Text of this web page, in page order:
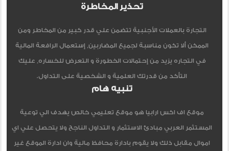
تحذير المخاطرة
التجارة بالعملات الأجنبية تتضمن علي قدر كبير من المخاطر ومن
الممكن ألا تكون مناسبة لجميع المضاربين, إستعمال الرافعة المالية
في التجاره يزيد من إحتمالات الخطورة و التعرض للخساره, عليك
التأكد من قدرتك العلمية و الشخصية على التداول.
تنبيه هام
موقع اف اكس ارابيا هو موقع تعليمي خالص يهدف الي توعية
المستثمر العربي مبادئ الاستثمار و التداول الناجح ولا يتحصل علي اي
اموال مقابل ذلك ولا يقوم بادارة محافظ مالية وان ادارة الموقع غير